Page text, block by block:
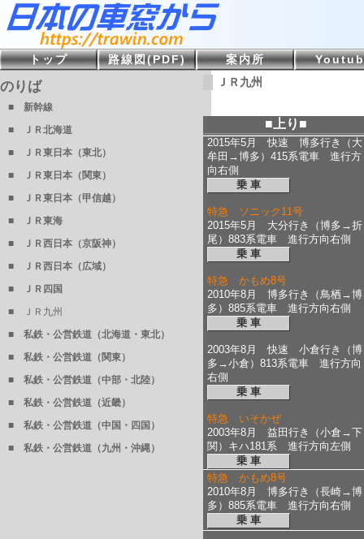
ＪＲ九州
■上り■
2015年5月 快速 博多行き（大
牟田→博多）415系電車 進行方
向右側
乗 車
特急 ソニック11号
2015年5月 大分行き（博多→折
尾）883系電車 進行方向右側
乗 車
特急 かもめ8号
2010年8月 博多行き（鳥栖→博
多）885系電車 進行方向右側
乗 車
2003年8月 快速 小倉行き（博
多→小倉）813系電車 進行方向
右側
乗 車
特急 いそかぜ
2003年8月 益田行き（小倉→下
関）キハ181系 進行方向左側
乗 車
特急 かもめ8号
2010年8月 博多行き（長崎→博
多）885系電車 進行方向右側
乗 車
トップ 路線図(PDF) 案内所
のりば
■ 新幹線
■ ＪＲ北海道
■ ＪＲ東日本（東北）
■ ＪＲ東日本（関東）
■ ＪＲ東日本（甲信越）
■ ＪＲ東海
■ ＪＲ西日本（京阪神）
■ ＪＲ西日本（広域）
■ ＪＲ四国
■ ＪＲ九州
■ 私鉄・公営鉄道（北海道・東北）
■ 私鉄・公営鉄道（関東）
■ 私鉄・公営鉄道（中部・北陸）
■ 私鉄・公営鉄道（近畿）
■ 私鉄・公営鉄道（中国・四国）
■ 私鉄・公営鉄道（九州・沖縄）